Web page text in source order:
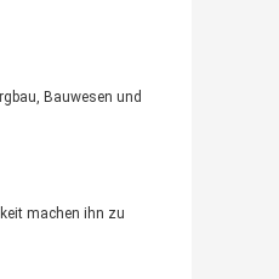
Bauwesen und
machen ihn zu